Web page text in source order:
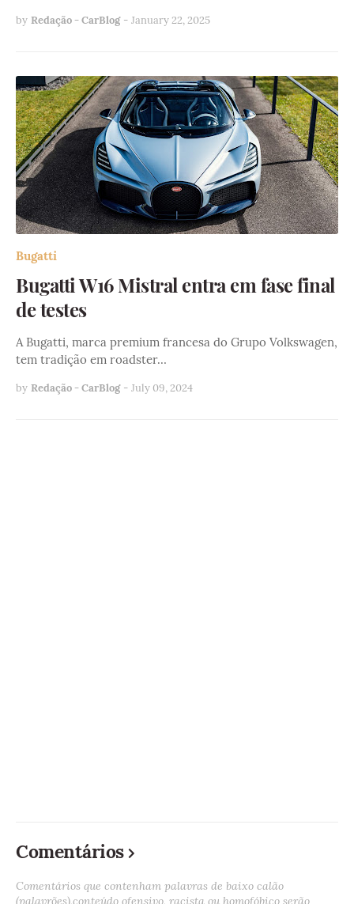
by Redação - CarBlog - January 22, 2025
Bugatti
Bugatti W16 Mistral entra em fase final
de testes
A Bugatti, marca premium francesa do Grupo Volkswagen,
tem tradição em roadster…
by Redação - CarBlog - July 09, 2024
Comentários
Comentários que contenham palavras de baixo calão
(palavrões),conteúdo ofensivo, racista ou homofóbico serão